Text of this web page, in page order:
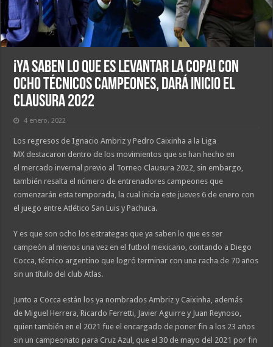
¡Ya saben lo que es levantar la Copa! Con
ocho técnicos campeones, dará inicio el
Clausura 2022
4 enero, 2022
Los regresos de Ignacio Ambriz y Pedro Caixinha a la Liga
MX destacaron dentro de los movimientos que se han hecho en
el mercado invernal previo al Torneo Clausura 2022, sin embargo,
también resalta el número de entrenadores campeones que
comenzarán esta temporada, la cual inicia este jueves 6 de enero con
el juego entre Atlético San Luis y Pachuca.
Y es que son ocho los estrategas que ya saben lo que es ser
campeón al menos una vez en el futbol mexicano, contando a Diego
Cocca, técnico argentino que logró terminar con una racha de 70 años
sin un título del club Atlas.
Junto a Cocca están los ya nombrados Ambriz y Caixinha, además
de Miguel Herrera, Ricardo Ferretti, Javier Aguirre y Juan Reynoso,
quien también en el 2021 fue el encargado de poner fin a los 23 años
sin un campeonato para Cruz Azul, que el 30 de mayo del 2021 por fin